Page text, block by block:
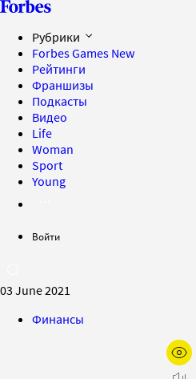
Рубрики
Forbes Games New
Рейтинги
Франшизы
Подкасты
Видео
Life
Woman
Sport
Young
Войти
03 June 2021
Финансы